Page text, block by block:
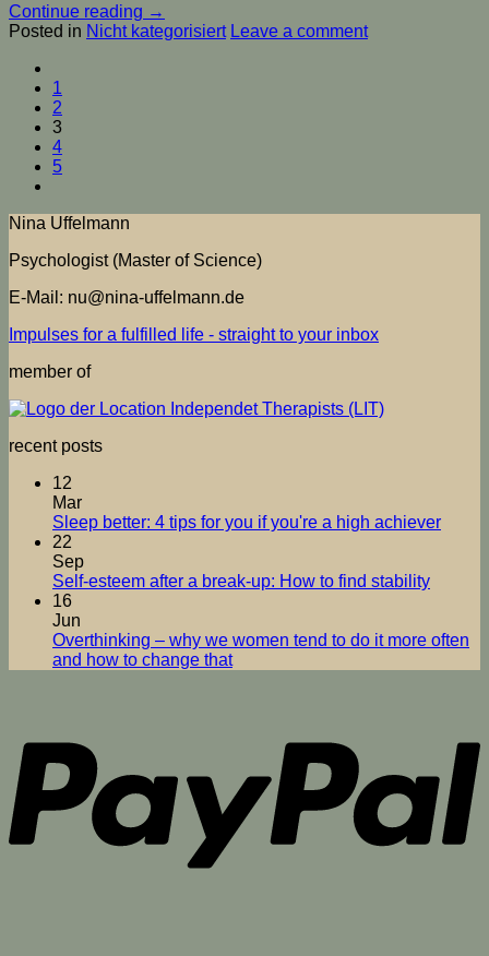
Continue reading →
Posted in Nicht kategorisiert Leave a comment
1
2
3
4
5
Nina Uffelmann
Psychologist (Master of Science)
E-Mail: nu@nina-uffelmann.de
Impulses for a fulfilled life - straight to your inbox
member of
recent posts
12
Mar
Sleep better: 4 tips for you if you're a high achieverNo
für
viel
22
Sep
Self-esteem after a break-up: How to find stabilityNo
findest
16
Jun
Overthinking – why we women tend to do it more often
and how to change thatNo
wir
Frauen
es
häufiger